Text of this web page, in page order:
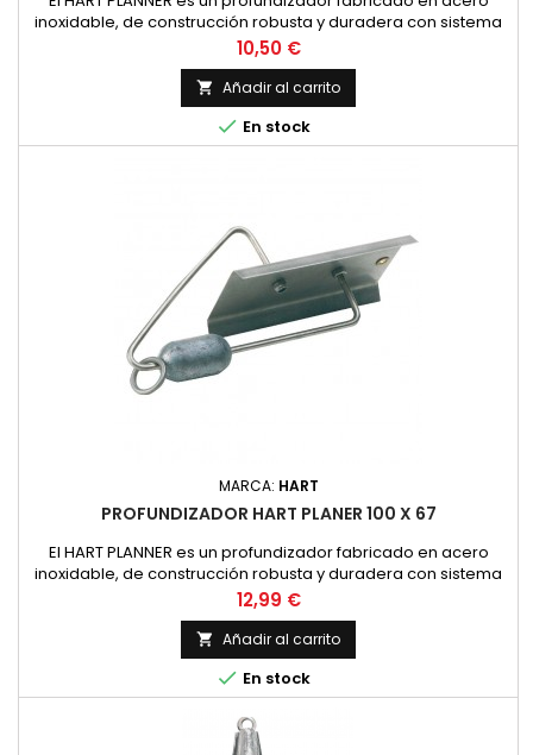
inoxidable, de construcción robusta y duradera con sistema
de inclinación ascendente tras la picada. Podremos
utilizarlos para trolling ligero, pesca de calamar a curricán
y/o pesca de altura
Precio
10,50 €
 Añadir al carrito
 En stock
MARCA: HART
PROFUNDIZADOR HART PLANER 100 X 67
El HART PLANNER es un profundizador fabricado en acero
inoxidable, de construcción robusta y duradera con sistema
de inclinación ascendente tras la picada. Podremos
utilizarlos para trolling ligero, pesca de calamar a curricán
y/o pesca de altura
Precio
12,99 €
 Añadir al carrito
 En stock